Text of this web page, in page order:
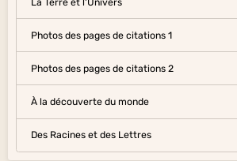
Photos des pages de citations 1
Photos des pages de citations 2
À la découverte du monde
Des Racines et des Lettres